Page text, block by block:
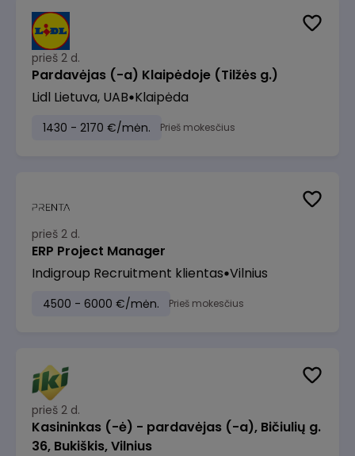
prieš 2 d.
Pardavėjas (-a) Klaipėdoje (Tilžės g.)
Lidl Lietuva, UAB Klaipėda
1430 - 2170 €/mėn. Prieš mokesčius
prieš 2 d.
ERP Project Manager
Indigroup Recruitment klientas Vilnius
4500 - 6000 €/mėn. Prieš mokesčius
prieš 2 d.
Kasininkas (-ė) - pardavėjas (-a), Bičiulių g.
36, Bukiškis, Vilnius